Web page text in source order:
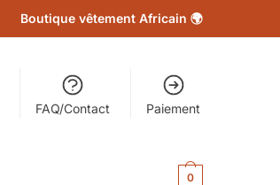
Boutique vêtement Africain 🌍
FAQ/Contact Paiement
0